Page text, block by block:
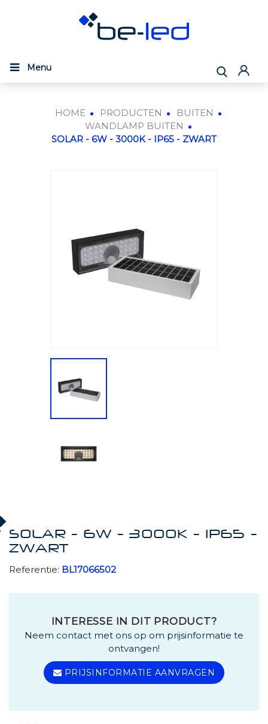
Menu
HOME PRODUCTEN
BUITEN
WANDLAMP BUITEN
SOLAR - 6W - 3000K - IP65 - ZWART
SOLAR - 6W - 3000K - IP65 -
ZWART
Referentie: BL17066502
INTERESSE IN DIT PRODUCT?
Neem contact met ons op om prijsinformatie te
ontvangen!
PRIJSINFORMATIE AANVRAGEN